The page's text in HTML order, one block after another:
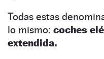
Todas estas
lo mismo: coches
extendida.